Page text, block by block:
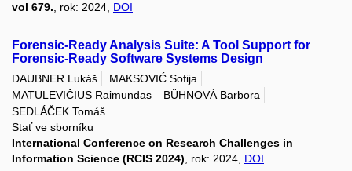
vol 679., rok: 2024, DOI
Forensic-Ready Analysis Suite: A Tool Support for
Forensic-Ready Software Systems Design
DAUBNER Lukáš
MAKSOVIĆ Sofija
MATULEVIČIUS Raimundas
BÜHNOVÁ Barbora
SEDLÁČEK Tomáš
Stať ve sborníku
International Conference on Research Challenges in
Information Science (RCIS 2024), rok: 2024, DOI